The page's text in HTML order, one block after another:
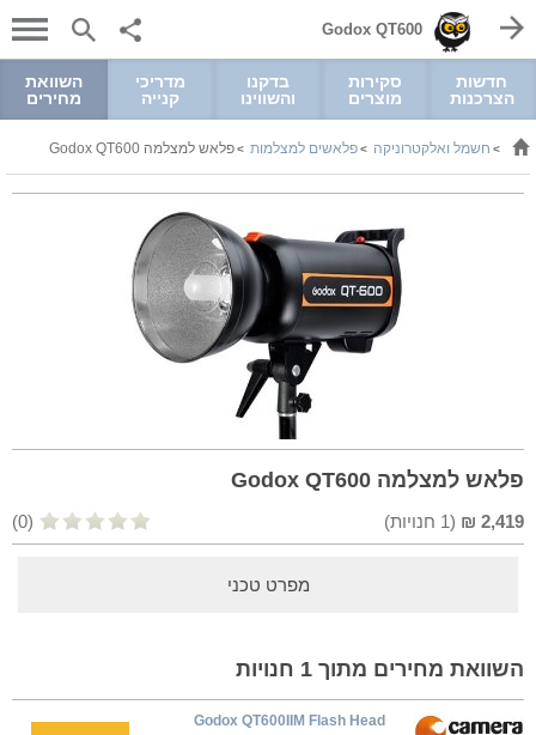
Godox QT600
חדשות
הצרכנות
סקירות
מוצרים
בדקנו
והשווינו
מדריכי
קנייה
השוואת
מחירים
> חשמל ואלקטרוניקה >פלאשים למצלמות >פלאש למצלמה Godox QT600
פלאש למצלמה Godox QT600
2,419
₪
(
1 חנויות) (0)
מפרט טכני
השוואת מחירים מתוך 1 חנויות
Godox QT600IIM Flash Head